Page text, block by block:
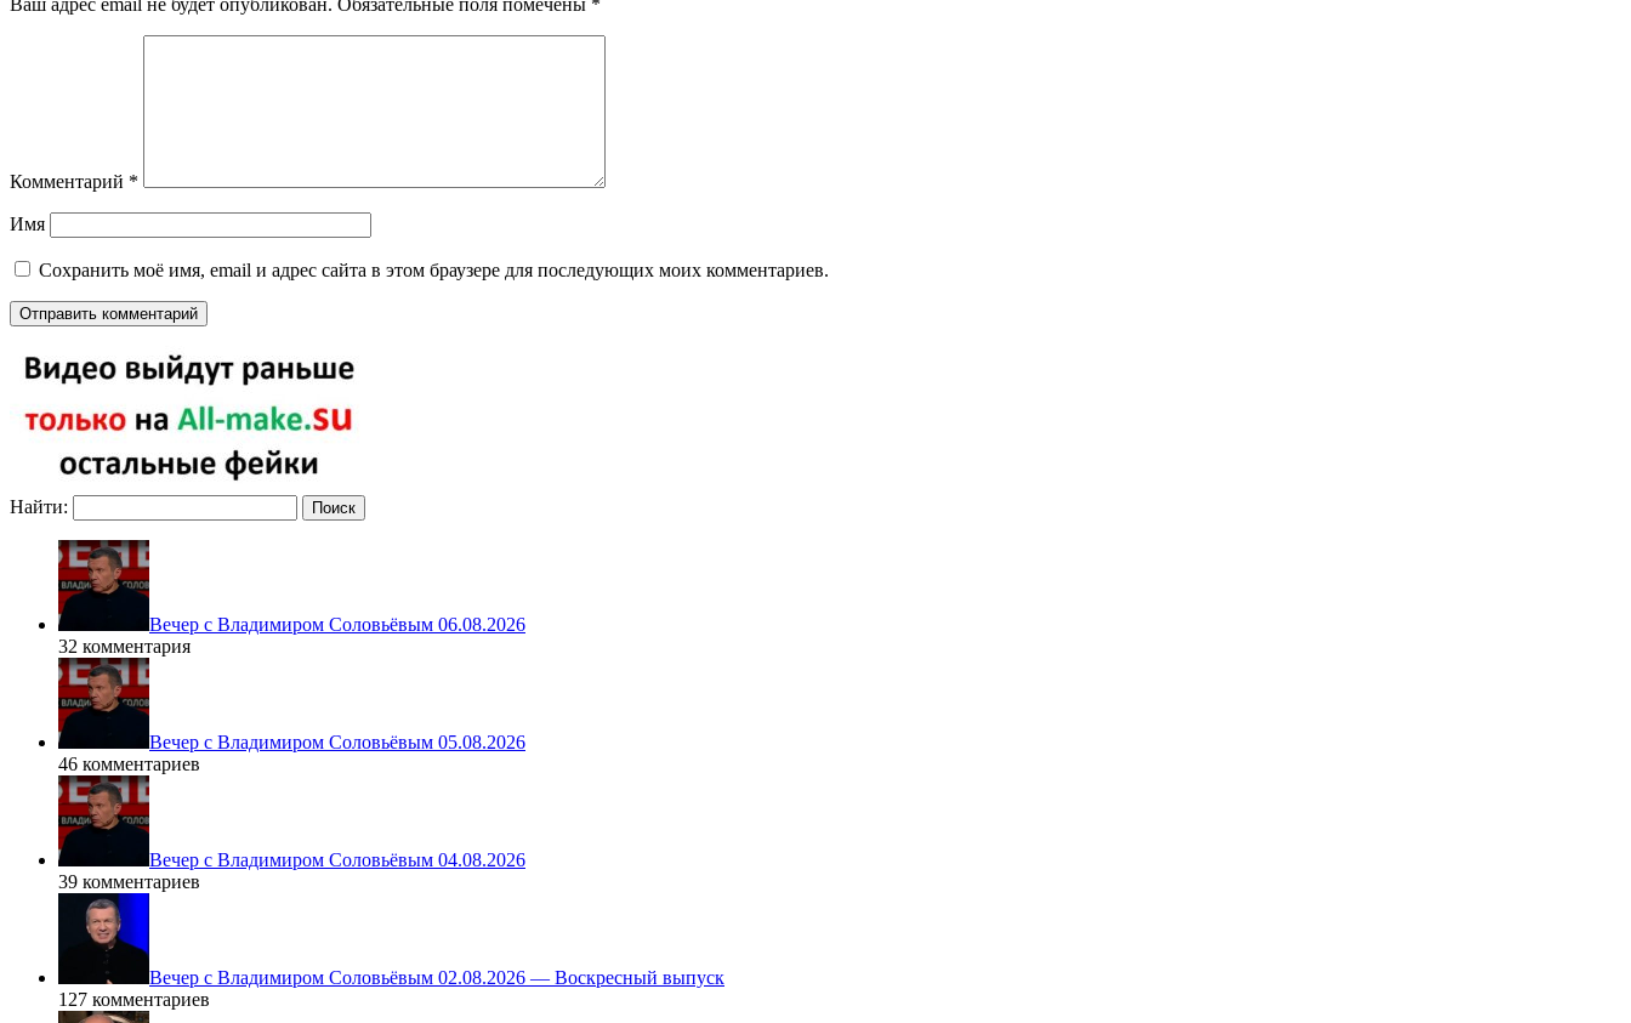
Ваш адрес email не будет опубликован. Обязательные поля помечены *
Комментарий *
Имя
Сохранить моё имя, email и адрес сайта в этом браузере для последующих моих комментариев.
Найти:
Вечер с Владимиром Соловьёвым 06.08.2026
32 комментария
Вечер с Владимиром Соловьёвым 05.08.2026
46 комментариев
Вечер с Владимиром Соловьёвым 04.08.2026
39 комментариев
Вечер с Владимиром Соловьёвым 02.08.2026 — Воскресный выпуск
127 комментариев